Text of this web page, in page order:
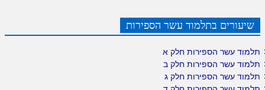
שיעורים בתלמוד עשר הספירות
תלמוד עשר הספירות חלק א
תלמוד עשר הספירות חלק ב
תלמוד עשר הספירות חלק ג